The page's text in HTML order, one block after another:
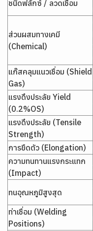
ชนิดฟลักซ์ / ลวดเชื่อม
ส่วนผสมทางเคมี
(Chemical)
แก๊สคลุมแนวเชื่อม (Shield
Gas)
แรงดึงประลัย Yield
(0.2%OS)
แรงดึงประลัย (Tensile
Strength)
การยืดตัว (Elongation)
ความทนทานแรงกระแทก
(Impact)
ทนอุณหภูมิสูงสุด
ท่าเชื่อม (Welding
Positions)